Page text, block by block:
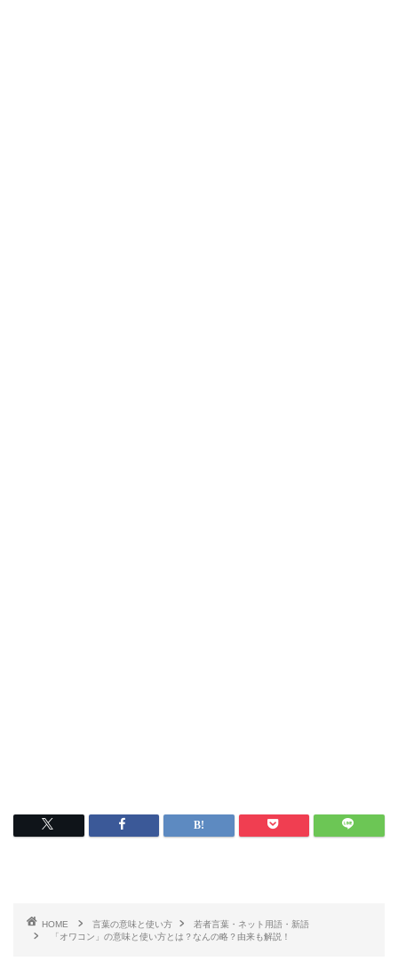
HOME 言葉の意味と使い方
若者言葉・ネット用語・新語
「オワコン」の意味と使い方とは？なんの略？由来も解説！